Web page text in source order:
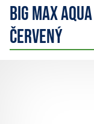
Big Max
červený